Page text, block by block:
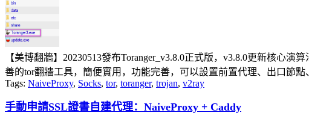
【美博翻牆】20230513發布Toranger_v3.8.0正式版，v3.8.0更新核心
善的tor翻牆工具，簡便實用，功能完善，可以設置前置代理、出口節
Tags: NaiveProxy, Socks, tor, toranger, trojan, v2ray
手動申請SSL證書自建代理：NaiveProxy + Caddy